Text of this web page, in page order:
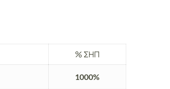
% ΣΗΠ
1000%